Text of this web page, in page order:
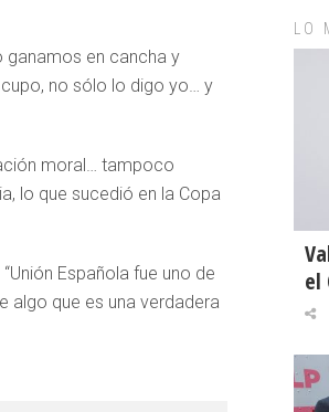
ganamos en cancha y
no sólo lo digo yo… y
moral… tampoco
lo que sucedió en la Copa
Española fue uno de
algo que es una verdadera
LO
el